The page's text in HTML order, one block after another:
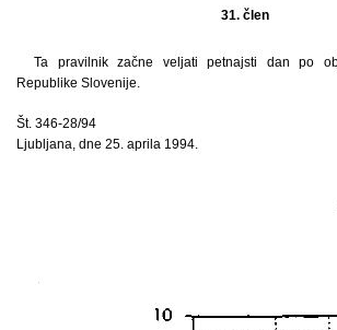
31. člen
Ta pravilnik začne veljati petnajsti dan po
Republike Slovenije.
Št. 346-28/94
Ljubljana, dne 25. aprila 1994.